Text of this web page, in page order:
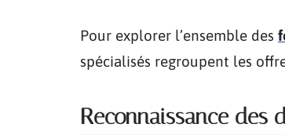
Pour explorer l’ensemble des
spécialisés regroupent les
Reconnaissance des